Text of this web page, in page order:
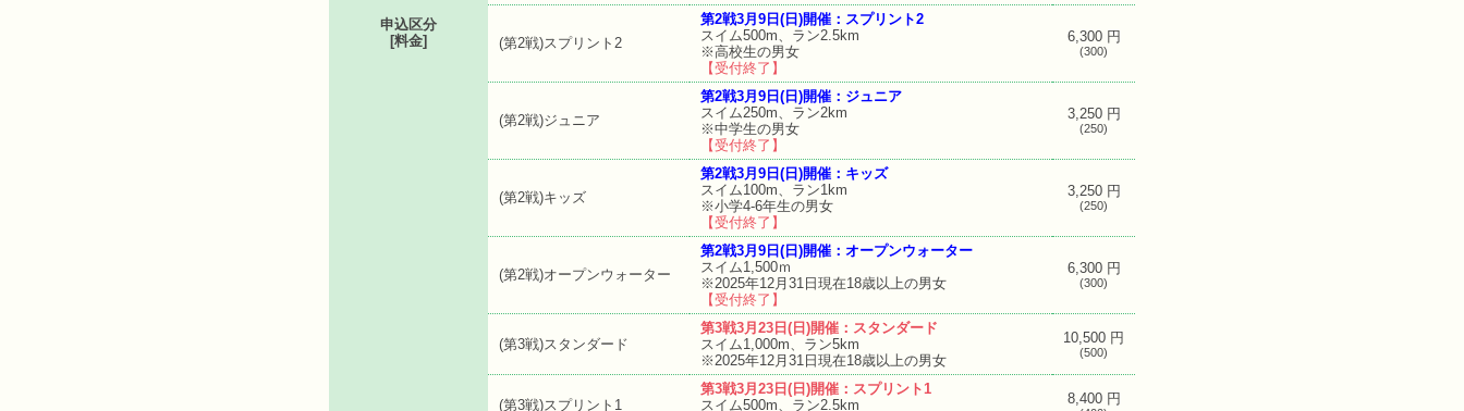
申込区分
[料金]
(第2戦)スプリント2
第2戦3月9日(日)開催：スプリント2
スイム500m、ラン2.5km
※高校生の男女
【受付終了】
6,300 円
(300)
(第2戦)ジュニア
第2戦3月9日(日)開催：ジュニア
スイム250m、ラン2km
※中学生の男女
【受付終了】
3,250 円
(250)
(第2戦)キッズ
第2戦3月9日(日)開催：キッズ
スイム100m、ラン1km
※小学4-6年生の男女
【受付終了】
3,250 円
(250)
(第2戦)オープンウォーター
第2戦3月9日(日)開催：オープンウォーター
スイム1,500ｍ
※2025年12月31日現在18歳以上の男女
【受付終了】
6,300 円
(300)
(第3戦)スタンダード
第3戦3月23日(日)開催：スタンダード
スイム1,000m、ラン5km
※2025年12月31日現在18歳以上の男女
10,500 円
(500)
(第3戦)スプリント1
第3戦3月23日(日)開催：スプリント1
スイム500m、ラン2.5km
8,400 円